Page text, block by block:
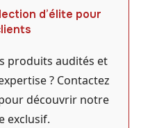
d’élite pour
produits audités et
? Contactez
découvrir notre
exclusif.